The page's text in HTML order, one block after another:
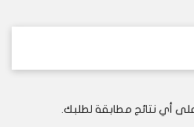
أي نتائج مطابقة لطلبك.